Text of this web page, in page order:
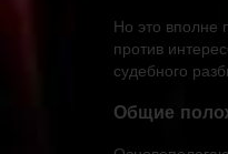
Но это вполне
против
судебного
Общие